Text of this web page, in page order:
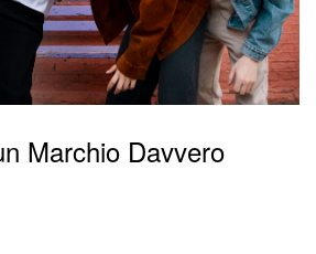
Marchio Davvero